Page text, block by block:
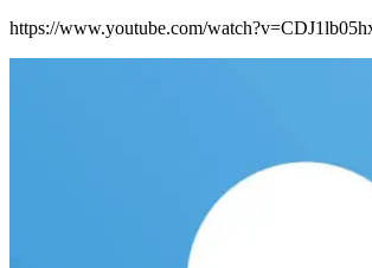
https://www.youtube.com/